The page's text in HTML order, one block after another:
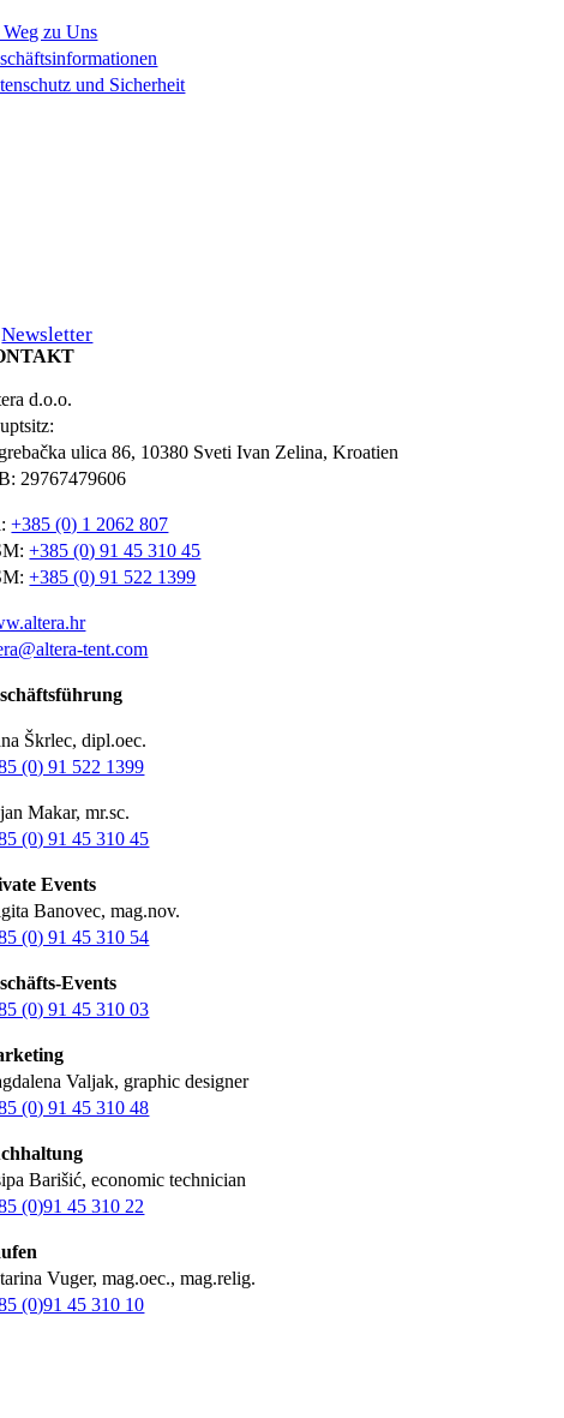
zu Uns
und Sicherheit
Newsletter
d.o.o.
ulica 86, 10380 Sveti Ivan Zelina, Kroatien
29767479606
+385 (0) 1 2062 807
+385 (0) 91 45 310 45
+385 (0) 91 522 1399
tent.com
Škrlec, dipl.oec.
(0) 91 522 1399
Makar, mr.sc.
(0) 91 45 310 45
Events
Banovec, mag.nov.
(0) 91 45 310 54
Events
(0) 91 45 310 03
Valjak, graphic designer
(0) 91 45 310 48
Barišić, economic technician
(0)91 45 310 22
Vuger, mag.oec., mag.relig.
(0)91 45 310 10